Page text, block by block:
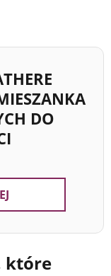
DO
które